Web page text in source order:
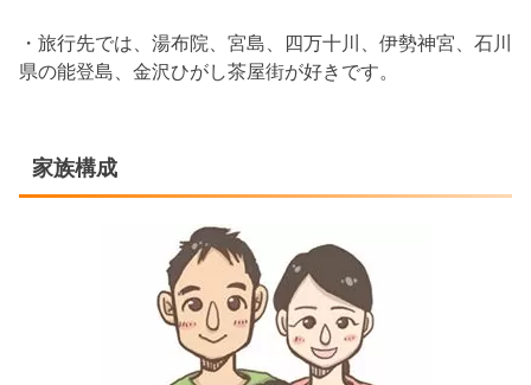
・旅行先では、湯布院、宮島、四万十川、伊勢神宮、石川
県の能登島、金沢ひがし茶屋街が好きです。
家族構成